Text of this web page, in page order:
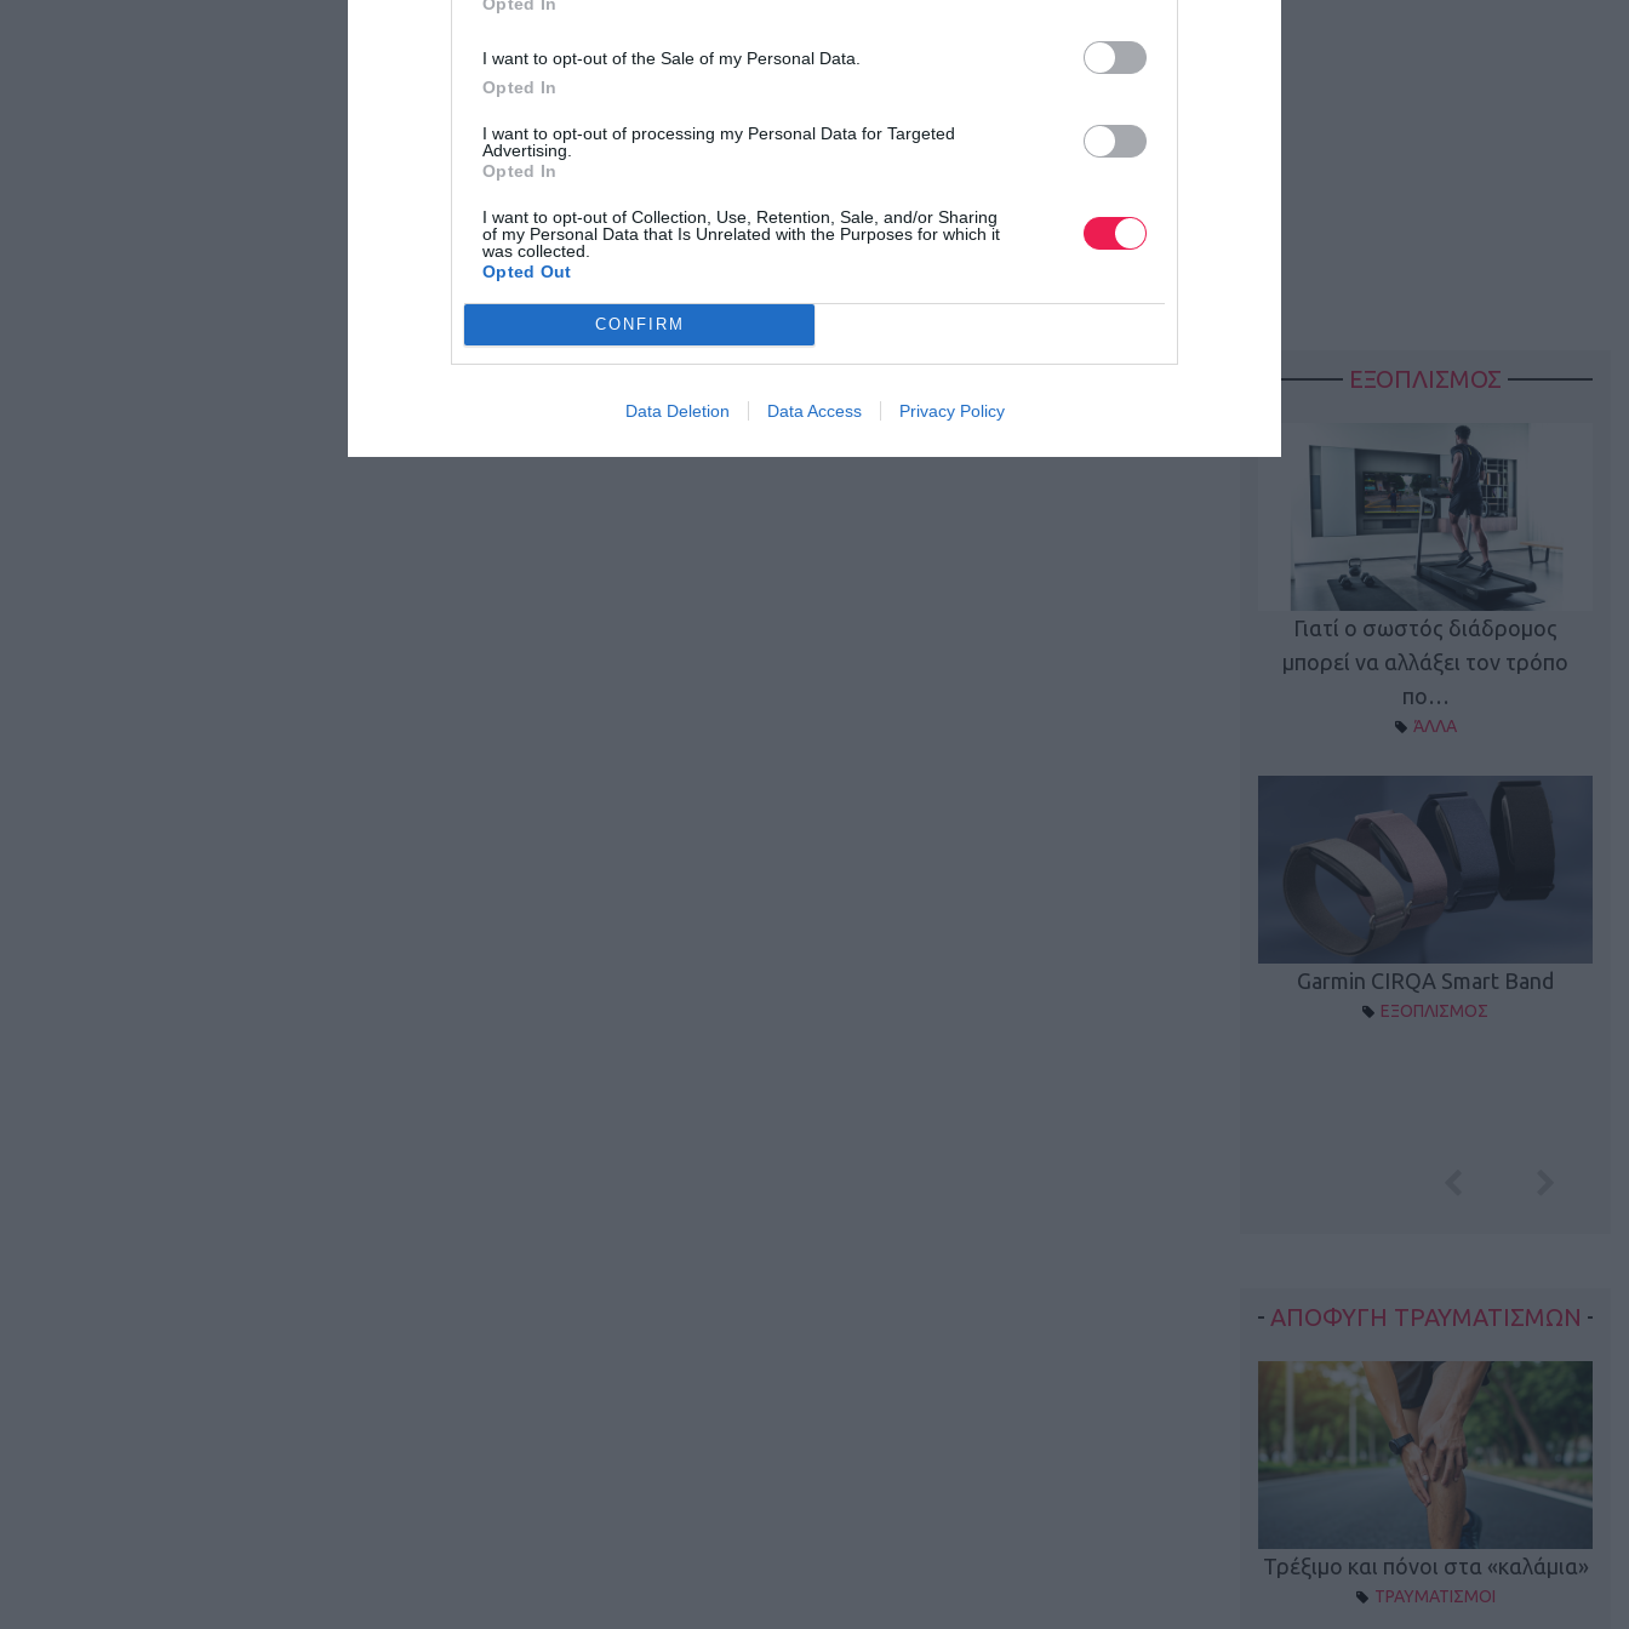
I want to opt-out of the Sale of my Personal Data.
Opted In
I want to opt-out of processing my Personal Data for Targeted
Advertising.
Opted In
I want to opt-out of Collection, Use, Retention, Sale, and/or Sharing
of my Personal Data that Is Unrelated with the Purposes for which it
was collected.
Opted Out
CONFIRM
Data Deletion Data Access Privacy Policy
ΕΞΟΠΛΙΣΜΟΣ
Γιατί ο σωστός διάδρομος
μπορεί να αλλάξει τον τρόπο
πο…
ΆΛΛΑ
Garmin CIRQA Smart Band
ΕΞΟΠΛΙΣΜΟΣ
ΑΠΟΦΥΓΗ ΤΡΑΥΜΑΤΙΣΜΩΝ
Τρέξιμο και πόνοι στα «καλάμια»
ΤΡΑΥΜΑΤΙΣΜΟΙ